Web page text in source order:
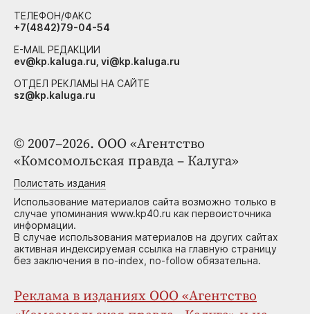
© 2007–2026. ООО «Агентство
«Комсомольская правда – Калуга»
Полистать издания
Использование материалов сайта возможно только в
случае упоминания www.kp40.ru как первоисточника
информации.
В случае использования материалов на других сайтах
активная индексируемая ссылка на главную страницу
без заключения в no-index, no-follow обязательна.
Реклама в изданиях ООО «Агентство
ТЕЛЕФОН/ФАКС
+7(4842)79-04-54
E-MAIL РЕДАКЦИИ
ev@kp.kaluga.ru, vi@kp.kaluga.ru
ОТДЕЛ РЕКЛАМЫ НА САЙТЕ
sz@kp.kaluga.ru